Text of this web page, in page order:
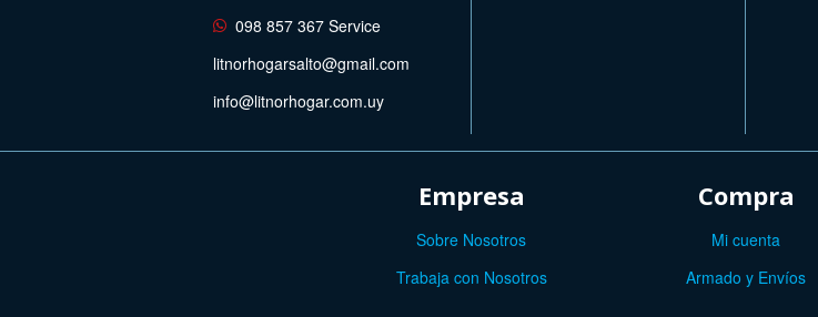
098 857 367 Service
litnorhogarsalto@gmail.com
info@litnorhogar.com.uy
Empresa
Sobre Nosotros
Trabaja con Nosotros
Compra
Mi cuenta
Armado y Envíos